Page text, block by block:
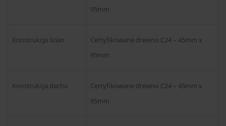
95mm
Konstrukcja ścian
Certyfikowane drewno C24 – 45mm x
95mm
Konstrukcja dachu
Certyfikowane drewno C24 – 45mm x
95mm